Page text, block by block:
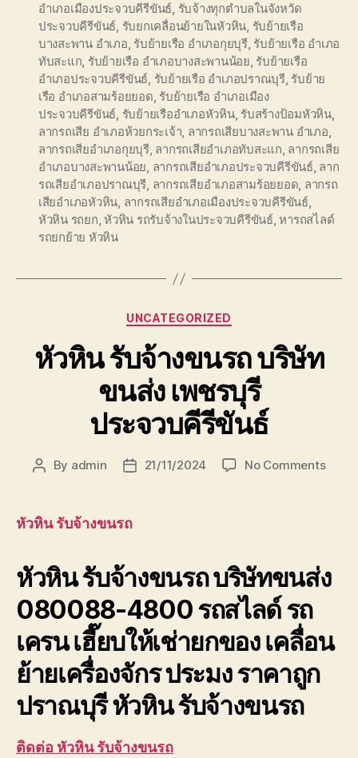
อำเภอเมืองประจวบคีรีขันธ์, รับจ้างทุกตำบลในจังหวัด
ประจวบคีรีขันธ์, รับยกเคลื่อนย้ายในหัวหิน, รับย้ายเรือ
บางสะพาน อำเภอ, รับย้ายเรือ อำเภอกุยบุรี, รับย้ายเรือ อำเภอ
ทับสะแก, รับย้ายเรือ อำเภอบางสะพานน้อย, รับย้ายเรือ
อำเภอประจวบคีรีขันธ์, รับย้ายเรือ อำเภอปราณบุรี, รับย้าย
เรือ อำเภอสามร้อยยอด, รับย้ายเรือ อำเภอเมือง
ประจวบคีรีขันธ์, รับย้ายเรืออำเภอหัวหิน, รับสร้างป้อมหัวหิน,
ลากรถเสีย อำเภอห้วยกระเจ้า, ลากรถเสียบางสะพาน อำเภอ,
ลากรถเสียอำเภอกุยบุรี, ลากรถเสียอำเภอทับสะแก, ลากรถเสีย
อำเภอบางสะพานน้อย, ลากรถเสียอำเภอประจวบคีรีขันธ์, ลาก
รถเสียอำเภอปราณบุรี, ลากรถเสียอำเภอสามร้อยยอด, ลากรถ
เสียอำเภอหัวหิน, ลากรถเสียอำเภอเมืองประจวบคีรีขันธ์,
หัวหิน รถยก,หัวหิน รถรับจ้างในประจวบคีรีขันธ์,หารถสไลด์
รถยกย้าย หัวหิน
Categories
UNCATEGORIZED
หัวหิน รับจ้างขนรถ บริษัท
ขนส่ง เพชรบุรี
ประจวบคีรีขันธ์
Post
By admin
Post21/11/2024 No Commentson
เพชร
ประจ
หัวหิน รับจ้างขนรถ
หัวหิน รับจ้างขนรถ บริษัทขนส่ง
080088-4800 รถสไลด์ รถ
เครน เฮี๊ยบให้เช่ายกของ เคลื่อน
ย้ายเครื่องจักร ประมง ราคาถูก
ปราณบุรี หัวหิน รับจ้างขนรถ
ติดต่อ หัวหิน รับจ้างขนรถ